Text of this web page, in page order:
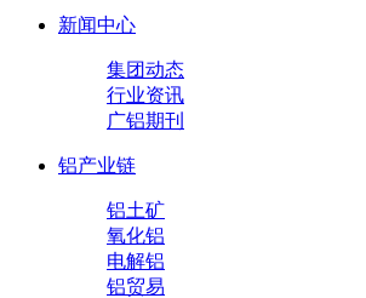
新闻中心
集团动态
行业资讯
广铝期刊
铝产业链
铝土矿
氧化铝
电解铝
铝贸易